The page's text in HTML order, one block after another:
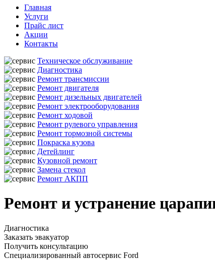
Главная
Услуги
Прайс лист
Акции
Контакты
Техническое обслуживание
Диагностика
Ремонт трансмиссии
Ремонт двигателя
Ремонт дизельных двигателей
Ремонт электрооборудования
Ремонт ходовой
Ремонт рулевого управления
Ремонт тормозной системы
Покраска кузова
Детейлинг
Кузовной ремонт
Замена стекол
Ремонт АКПП
Ремонт и устранение
Диагностика
Заказать эвакуатор
Получить консультацию
Специализированный автосервис Ford